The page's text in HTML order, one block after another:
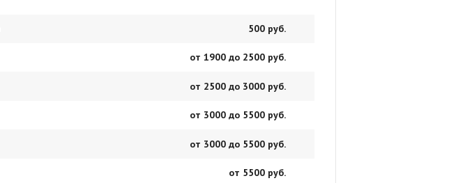
500 руб.
от 1900 до 2500 руб.
от 2500 до 3000 руб.
от 3000 до 5500 руб.
от 3000 до 5500 руб.
от 5500 руб.